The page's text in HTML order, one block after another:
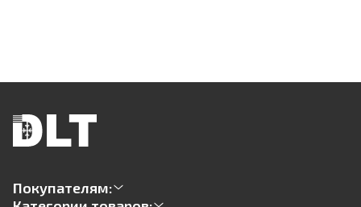
Покупателям: